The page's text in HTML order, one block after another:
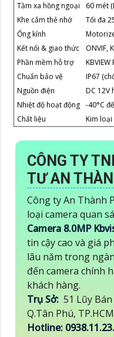
Tầm xa hồng ngoại
60 mét
Khe cắm thẻ nhớ
Tối đa
Ống kính
Kết nối & giao thức
ONVIF,
Phần mềm hỗ trợ
KBVIEW
Chuẩn bảo vệ
IP67
Nguồn điện
DC 12V
Nhiệt độ hoạt động -40°C
Chất liệu
Kim loại
CÔNG TY
TƯ AN
Công ty An Thành
loại camera quan
Camera 8.0MP
tin cậy cao và giá
lâu năm trong
đến camera chính
khách hàng.
Trụ Sở: 51 Lũy
Q.Tân Phú, TP.HCM
Hotline: